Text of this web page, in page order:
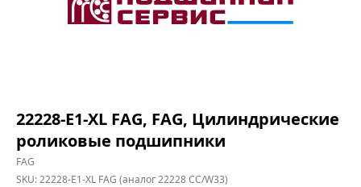
22228-E1-XL FAG, FAG, Цилиндрические
роликовые подшипники
FAG
SKU:22228-E1-XL FAG (аналог 22228 CC/W33)